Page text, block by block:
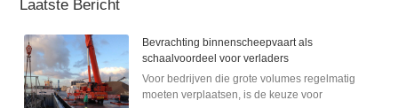
Laatste Bericht
Bevrachting binnenscheepvaart als
schaalvoordeel voor verladers
Voor bedrijven die grote volumes regelmatig
moeten verplaatsen, is de keuze voor